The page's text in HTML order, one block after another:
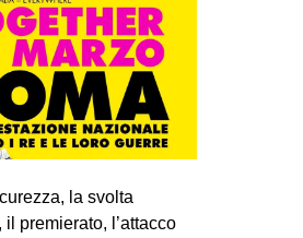
MUSICA
RECENSIONI
AFRICA
ORIENTE
la svolta
il premierato, l’attacco